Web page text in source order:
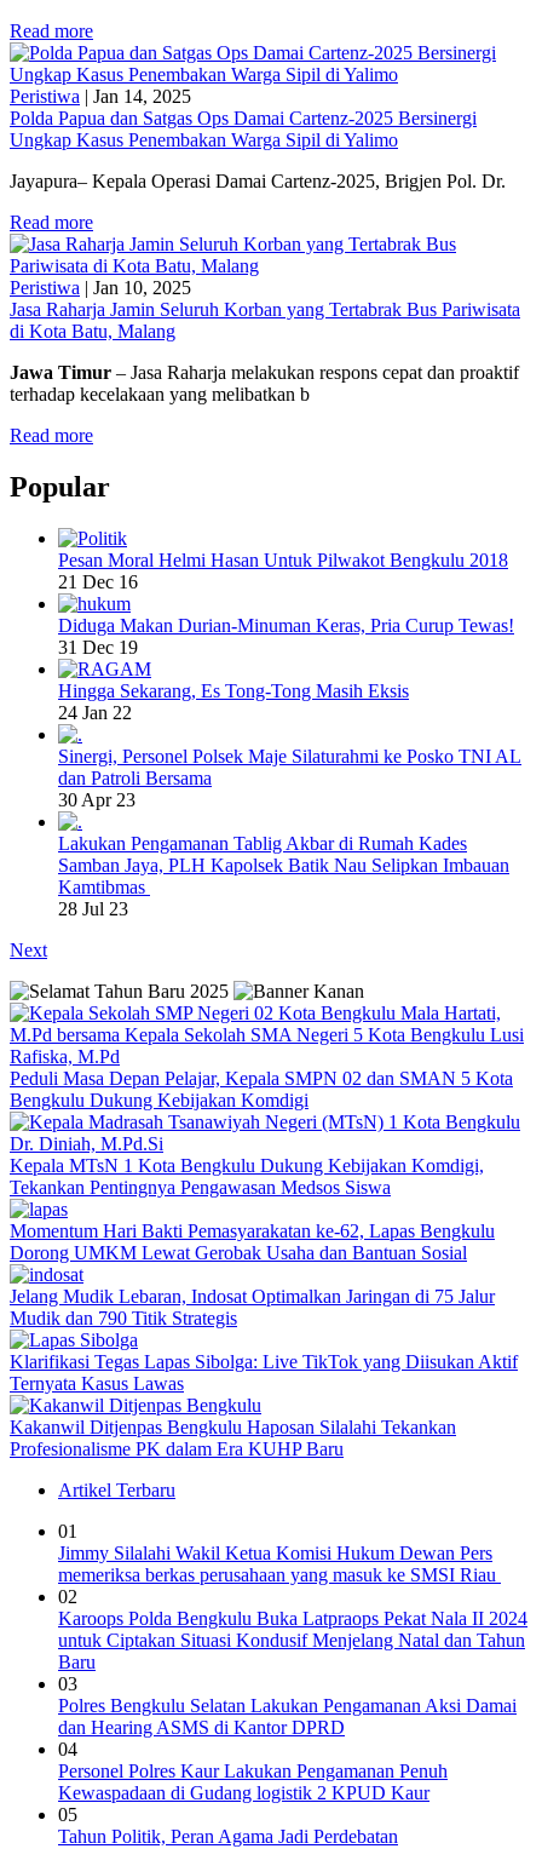
Read more
Peristiwa | Jan 14, 2025
Polda Papua dan Satgas Ops Damai Cartenz-2025 Bersinergi
Ungkap Kasus Penembakan Warga Sipil di Yalimo
Jayapura– Kepala Operasi Damai Cartenz-2025, Brigjen Pol. Dr.
Read more
Peristiwa | Jan 10, 2025
Jasa Raharja Jamin Seluruh Korban yang Tertabrak Bus Pariwisata
di Kota Batu, Malang
Jawa Timur – Jasa Raharja melakukan respons cepat dan proaktif
terhadap kecelakaan yang melibatkan b
Read more
Popular
Pesan Moral Helmi Hasan Untuk Pilwakot Bengkulu 2018
21 Dec 16
Diduga Makan Durian-Minuman Keras, Pria Curup Tewas!
31 Dec 19
Hingga Sekarang, Es Tong-Tong Masih Eksis
24 Jan 22
Sinergi, Personel Polsek Maje Silaturahmi ke Posko TNI AL
dan Patroli Bersama
30 Apr 23
Lakukan Pengamanan Tablig Akbar di Rumah Kades
Samban Jaya, PLH Kapolsek Batik Nau Selipkan Imbauan
Kamtibmas
28 Jul 23
Next
Peduli Masa Depan Pelajar, Kepala SMPN 02 dan SMAN 5 Kota
Bengkulu Dukung Kebijakan Komdigi
Kepala MTsN 1 Kota Bengkulu Dukung Kebijakan Komdigi,
Tekankan Pentingnya Pengawasan Medsos Siswa
Momentum Hari Bakti Pemasyarakatan ke-62, Lapas Bengkulu
Dorong UMKM Lewat Gerobak Usaha dan Bantuan Sosial
Jelang Mudik Lebaran, Indosat Optimalkan Jaringan di 75 Jalur
Mudik dan 790 Titik Strategis
Klarifikasi Tegas Lapas Sibolga: Live TikTok yang Diisukan Aktif
Ternyata Kasus Lawas
Kakanwil Ditjenpas Bengkulu Haposan Silalahi Tekankan
Profesionalisme PK dalam Era KUHP Baru
Artikel Terbaru
01
Jimmy Silalahi Wakil Ketua Komisi Hukum Dewan Pers
memeriksa berkas perusahaan yang masuk ke SMSI Riau
02
Karoops Polda Bengkulu Buka Latpraops Pekat Nala II 2024
untuk Ciptakan Situasi Kondusif Menjelang Natal dan Tahun
Baru
03
Polres Bengkulu Selatan Lakukan Pengamanan Aksi Damai
dan Hearing ASMS di Kantor DPRD
04
Personel Polres Kaur Lakukan Pengamanan Penuh
Kewaspadaan di Gudang logistik 2 KPUD Kaur
05
Tahun Politik, Peran Agama Jadi Perdebatan